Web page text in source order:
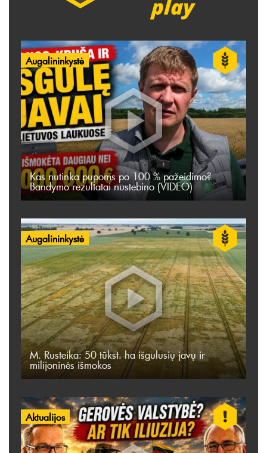
Augalininkystė
Kas nutinka pupoms po 100 % pažeidimo?
Bandymo rezultatai nustebino (VIDEO)
Augalininkystė
M. Rusteika: 50 tūkst. ha išgulusių javų ir
milijoninės išmokos
Aktualijos